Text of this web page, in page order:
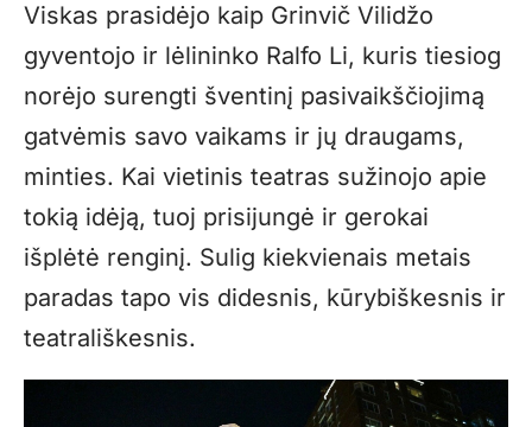
Viskas prasidėjo kaip Grinvič Vilidžo
gyventojo ir lėlininko Ralfo Li, kuris tiesiog
norėjo surengti šventinį pasivaikščiojimą
gatvėmis savo vaikams ir jų draugams,
minties. Kai vietinis teatras sužinojo apie
tokią idėją, tuoj prisijungė ir gerokai
išplėtė renginį. Sulig kiekvienais metais
paradas tapo vis didesnis, kūrybiškesnis ir
teatrališkesnis.